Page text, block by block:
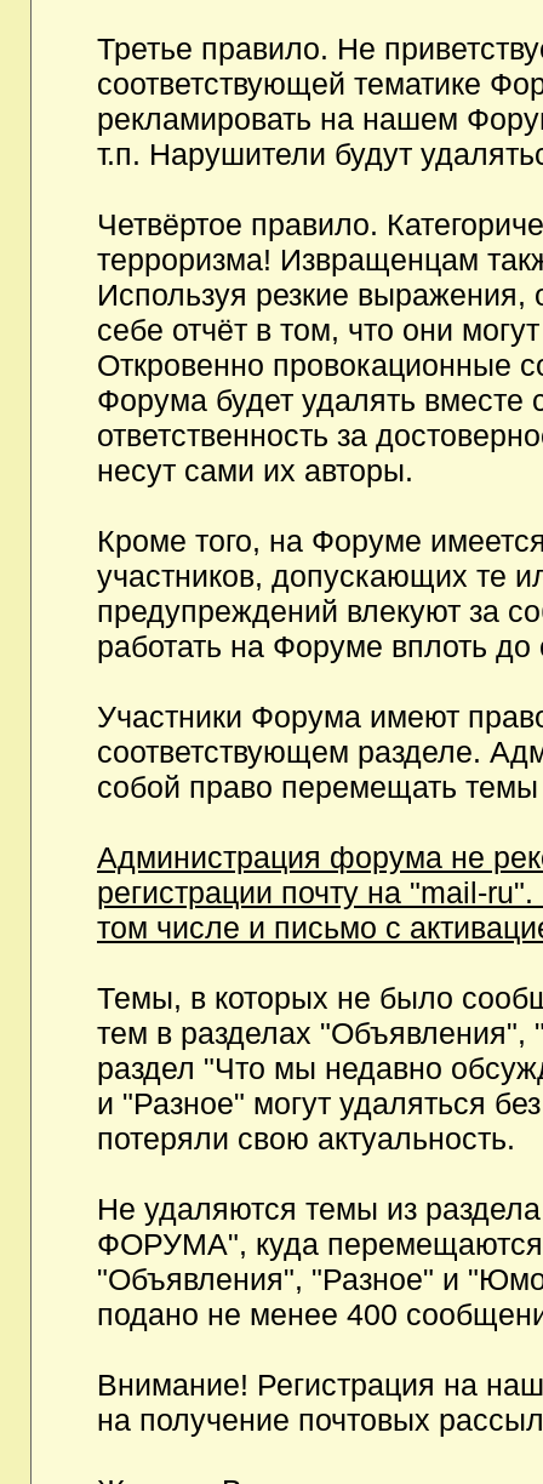
Третье правило. Не
соответствующей тематике
рекламировать на нашем
т.п. Нарушители будут
Четвёртое правило.
терроризма! Извращенцам
Используя резкие выражения,
себе отчёт в том, что они
Откровенно провокационные
Форума будет удалять вместе
ответственность за
несут сами их авторы.
Кроме того, на Форуме
участников, допускающих те
предупреждений влекуют за
работать на Форуме вплоть
Участники Форума имеют
соответствующем разделе.
собой право перемещать темы
Администрация форума не
регистрации почту на "mail-
том числе и письмо с
Темы, в которых не было
тем в разделах
раздел "Что мы недавно
и "Разное" могут удаляться
потеряли свою актуальность.
Не удаляются темы из
ФОРУМА", куда перемещаются
"Объявления", "Разное" и
подано не менее 400
Внимание! Регистрация на
на получение почтовых